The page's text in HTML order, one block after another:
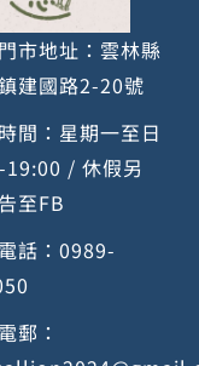
市地址：雲林縣
建國路2-20號
間：星期一至日
/ 休假另
至FB
話：0989-
郵：